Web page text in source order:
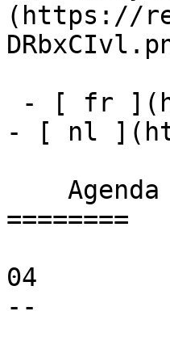
(https://
- [ nl
========
04
--